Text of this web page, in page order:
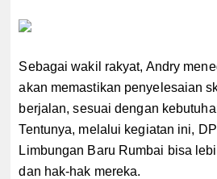
Sebagai wakil rakyat, Andry
akan memastikan penyelesaian
berjalan, sesuai dengan
Tentunya, melalui kegiatan ini,
Limbungan Baru Rumbai bisa
dan hak-hak mereka.